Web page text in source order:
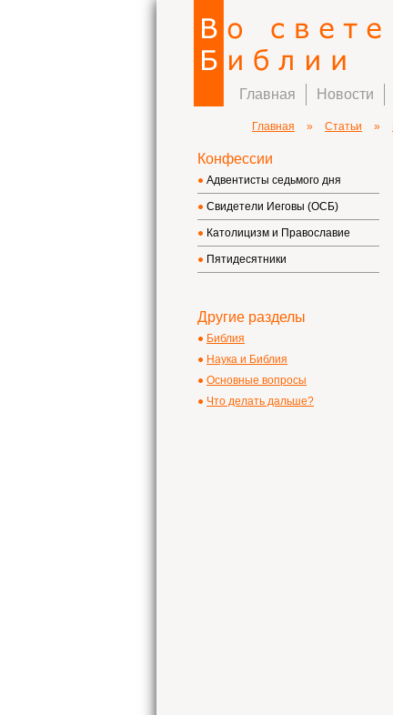
Главная Новости
Главная » Статьи »
Конфессии
Адвентисты седьмого дня
Свидетели Иеговы (ОСБ)
Католицизм и Православие
Пятидесятники
Другие разделы
Библия
Наука и Библия
Основные вопросы
Что делать дальше?